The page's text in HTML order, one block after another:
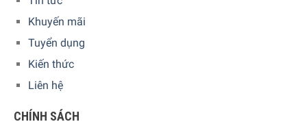
1 cửa kệ cho các sản phẩm sữa
1 kệ cửa nhỏ có nắp trong suốt
Khuyến mãi
Tuyển dụng
Kiến thức
Liên hệ
CHÍNH SÁCH